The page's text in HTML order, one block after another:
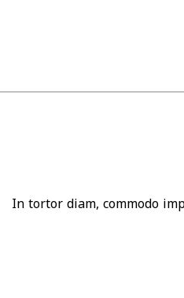
In tortor diam, commodo